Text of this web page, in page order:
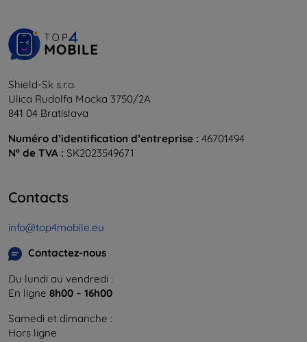
Shield-Sk s.r.o.
Ulica Rudolfa Mocka 3750/2A
841 04 Bratislava
Numéro d’identification d’entreprise : 46701494
N° de TVA : SK2023549671
Contacts
info@top4mobile.eu
Contactez-nous
Du lundi au vendredi :
En ligne 8h00 – 16h00
Samedi et dimanche :
Hors ligne